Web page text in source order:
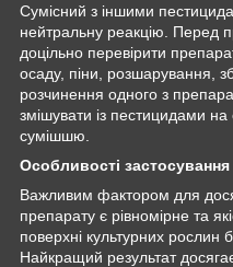
Сумісний з іншими
нейтральну реакцію. Перед
доцільно перевірити
осаду, піни, розшарування,
розчинення одного з
змішувати із пестицидами на
сумішшю.
Особливості застосування
Важливим фактором для
препарату є рівномірне та
поверхні культурних рослин
Найкращий результат